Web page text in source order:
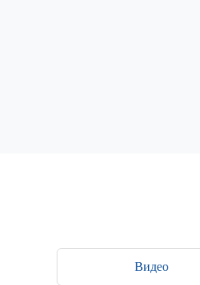
Видео